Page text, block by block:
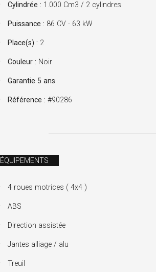
Cylindrée : 1.000 Cm3 / 2 cylindres
Puissance : 86 CV - 63 kW
Place(s) : 2
Couleur : Noir
Garantie 5 ans
Référence : #90286
ÉQUIPEMENTS
4 roues motrices ( 4x4 )
ABS
Direction assistée
Jantes alliage / alu
Treuil